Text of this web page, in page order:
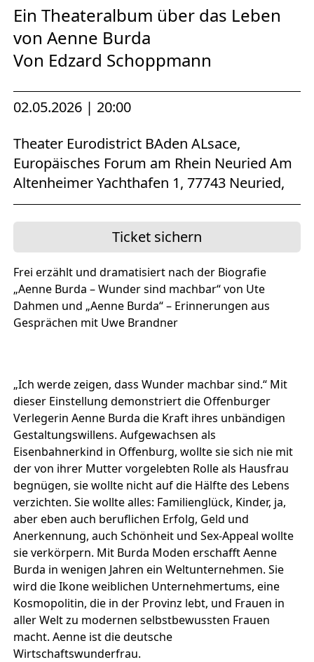
ALsace
Services
Ein Theateralbum über das Leben
von Aenne Burda
Von Edzard Schoppmann
02.05.2026 | 20:00
Theater Eurodistrict BAden ALsace,
Europäisches Forum am Rhein Neuried Am
Altenheimer Yachthafen 1, 77743 Neuried,
Ticket sichern
Frei erzählt und dramatisiert nach der Biografie
„Aenne Burda – Wunder sind machbar“ von Ute
Dahmen und „Aenne Burda“ – Erinnerungen aus
Gesprächen mit Uwe Brandner
„Ich werde zeigen, dass Wunder machbar sind.“ Mit
dieser Einstellung demonstriert die Offenburger
Verlegerin Aenne Burda die Kraft ihres unbändigen
Gestaltungswillens. Aufgewachsen als
Eisenbahnerkind in Offenburg, wollte sie sich nie mit
der von ihrer Mutter vorgelebten Rolle als Hausfrau
begnügen, sie wollte nicht auf die Hälfte des Lebens
verzichten. Sie wollte alles: Familienglück, Kinder, ja,
aber eben auch beruflichen Erfolg, Geld und
Anerkennung, auch Schönheit und Sex-Appeal wollte
sie verkörpern. Mit Burda Moden erschafft Aenne
Burda in wenigen Jahren ein Weltunternehmen. Sie
wird die Ikone weiblichen Unternehmertums, eine
Kosmopolitin, die in der Provinz lebt, und Frauen in
aller Welt zu modernen selbstbewussten Frauen
macht. Aenne ist die deutsche
Wirtschaftswunderfrau.